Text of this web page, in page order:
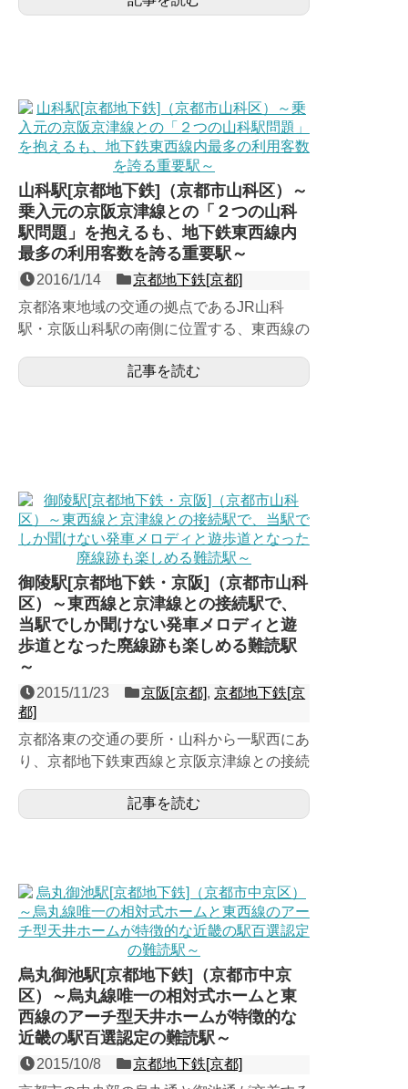
山科駅[京都地下鉄]（京都市山科区）～
乗入元の京阪京津線との「２つの山科
駅問題」を抱えるも、地下鉄東西線内
最多の利用客数を誇る重要駅～
2016/1/14
京都地下鉄[京都]
京都洛東地域の交通の拠点であるJR山科
駅・京阪山科駅の南側に位置する、東西線の
の地下鉄東西線開通...記事を読む
御陵駅[京都地下鉄・京阪]（京都市山科
区）～東西線と京津線との接続駅で、
当駅でしか聞けない発車メロディと遊
歩道となった廃線跡も楽しめる難読駅
～
2015/11/23 京阪[京都],京都地下鉄[京
都]
京都洛東の交通の要所・山科から一駅西にあ
り、京都地下鉄東西線と京阪京津線との接続
２層となった４線構造...
記事を読む
烏丸御池駅[京都地下鉄]（京都市中京
区）～烏丸線唯一の相対式ホームと東
西線のアーチ型天井ホームが特徴的な
近畿の駅百選認定の難読駅～
2015/10/8
京都地下鉄[京都]